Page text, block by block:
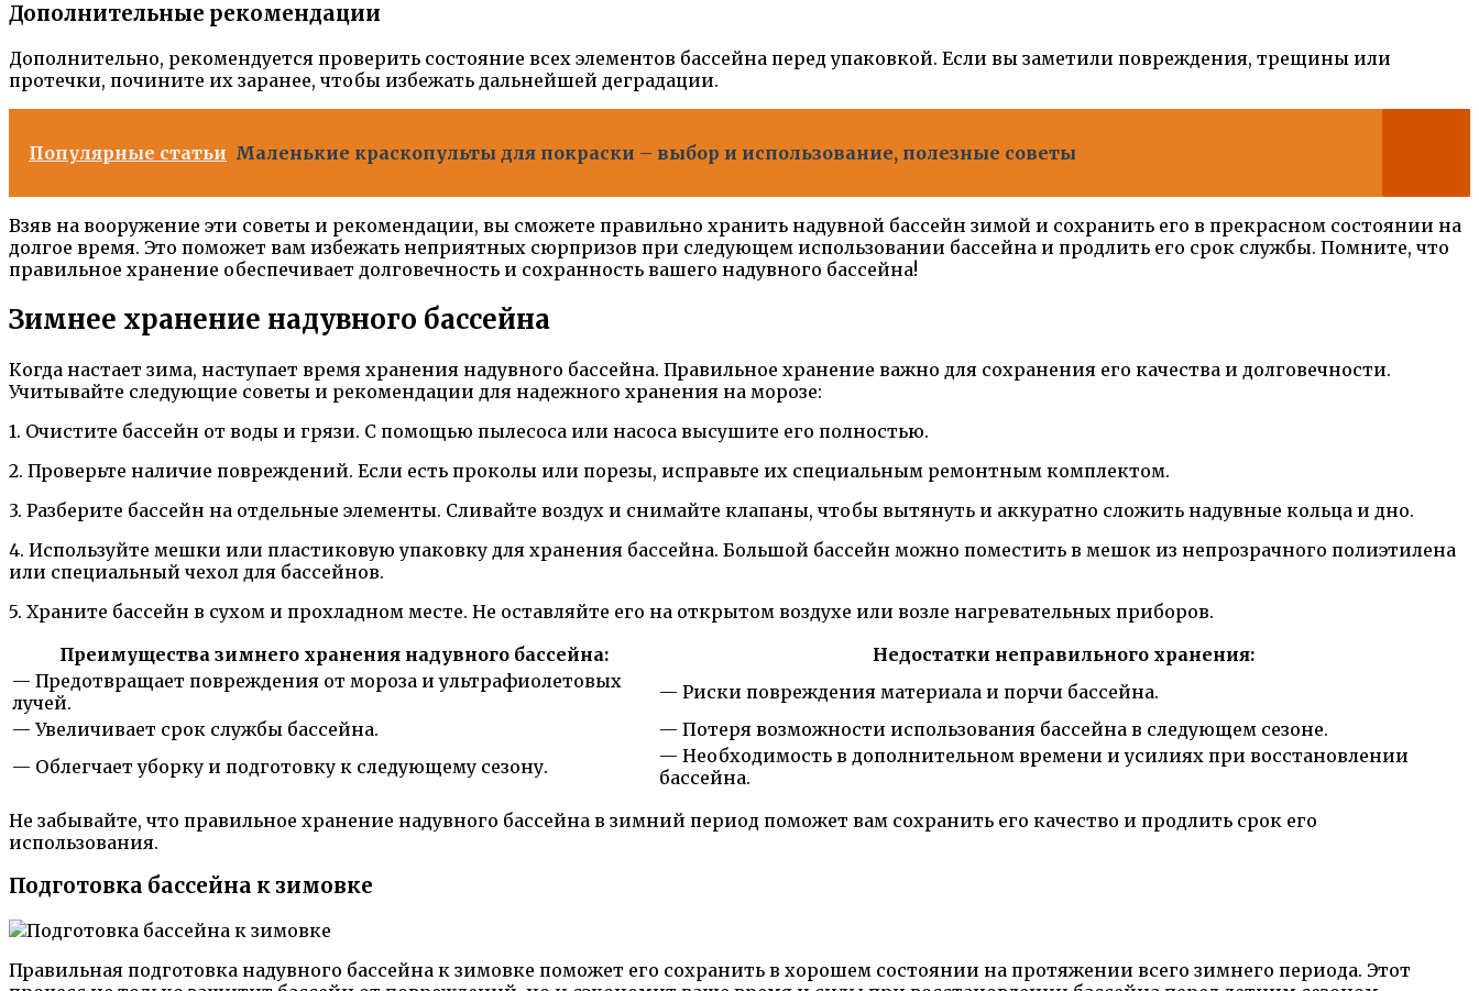
Дополнительные рекомендации
Дополнительно, рекомендуется проверить состояние всех элементов бассейна перед упаковкой. Если вы заметили повреждения, трещины или
протечки, почините их заранее, чтобы избежать дальнейшей деградации.
Популярные статьи Маленькие краскопульты для покраски – выбор и использование, полезные советы
Взяв на вооружение эти советы и рекомендации, вы сможете правильно хранить надувной бассейн зимой и сохранить его в прекрасном состоянии на
долгое время. Это поможет вам избежать неприятных сюрпризов при следующем использовании бассейна и продлить его срок службы. Помните, что
правильное хранение обеспечивает долговечность и сохранность вашего надувного бассейна!
Зимнее хранение надувного бассейна
Когда настает зима, наступает время хранения надувного бассейна. Правильное хранение важно для сохранения его качества и долговечности.
Учитывайте следующие советы и рекомендации для надежного хранения на морозе:
1. Очистите бассейн от воды и грязи. С помощью пылесоса или насоса высушите его полностью.
2. Проверьте наличие повреждений. Если есть проколы или порезы, исправьте их специальным ремонтным комплектом.
3. Разберите бассейн на отдельные элементы. Сливайте воздух и снимайте клапаны, чтобы вытянуть и аккуратно сложить надувные кольца и дно.
4. Используйте мешки или пластиковую упаковку для хранения бассейна. Большой бассейн можно поместить в мешок из непрозрачного полиэтилена
или специальный чехол для бассейнов.
5. Храните бассейн в сухом и прохладном месте. Не оставляйте его на открытом воздухе или возле нагревательных приборов.
Преимущества зимнего хранения надувного бассейна:
Недостатки неправильного хранения:
— Предотвращает повреждения от мороза и ультрафиолетовых
лучей.
— Риски повреждения материала и порчи бассейна.
— Увеличивает срок службы бассейна.
— Потеря возможности использования бассейна в следующем сезоне.
— Облегчает уборку и подготовку к следующему сезону.
— Необходимость в дополнительном времени и усилиях при восстановлении
бассейна.
Не забывайте, что правильное хранение надувного бассейна в зимний период поможет вам сохранить его качество и продлить срок его
использования.
Подготовка бассейна к зимовке
Правильная подготовка надувного бассейна к зимовке поможет его сохранить в хорошем состоянии на протяжении всего зимнего периода. Этот